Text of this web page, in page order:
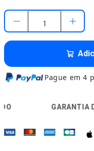
Pague em 4
🛡️ GARANTIA DE 10 ANOS